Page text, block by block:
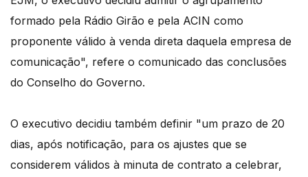
formado pela Rádio Girão e pela ACIN como
proponente válido à venda direta daquela empresa de
comunicação", refere o comunicado das conclusões
do Conselho do Governo.
O executivo decidiu também definir "um prazo de 20
dias, após notificação, para os ajustes que se
considerem válidos à minuta de contrato a celebrar,